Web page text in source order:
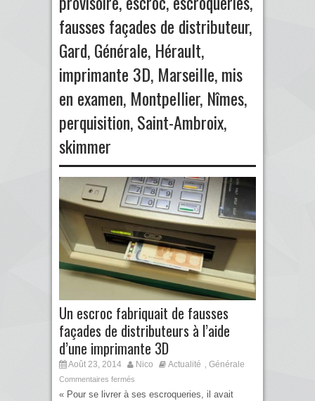
fausses façades de distributeur,
Gard,Générale, Hérault,
imprimante 3D, Marseille,mis
en examen, Montpellier, Nîmes,
perquisition,Saint-Ambroix,
skimmer
Un escroc fabriquait de fausses
façades de distributeurs à l’aide
d’une imprimante 3D
Août 23, 2014 Nico Actualité , Générale
Commentaires fermés
« Pour se livrer à ses escroqueries, il avait